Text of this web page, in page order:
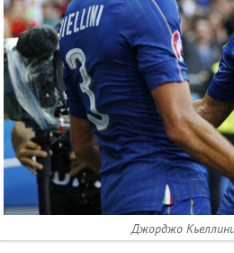
Джорджо